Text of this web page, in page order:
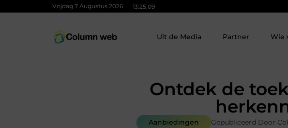
Vrijdag 7 Augustus 2026 13:25:11
Uit de Media Partner Wie
Ontdek de
Aanbiedingen Gepubliceerd Door